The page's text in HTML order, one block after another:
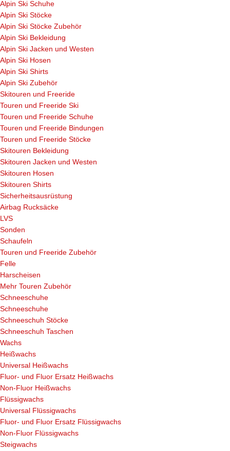
Alpin Ski Schuhe
Alpin Ski Stöcke
Alpin Ski Stöcke Zubehör
Alpin Ski Bekleidung
Alpin Ski Jacken und Westen
Alpin Ski Hosen
Alpin Ski Shirts
Alpin Ski Zubehör
Skitouren und Freeride
Touren und Freeride Ski
Touren und Freeride Schuhe
Touren und Freeride Bindungen
Touren und Freeride Stöcke
Skitouren Bekleidung
Skitouren Jacken und Westen
Skitouren Hosen
Skitouren Shirts
Sicherheitsausrüstung
Airbag Rucksäcke
LVS
Sonden
Schaufeln
Touren und Freeride Zubehör
Felle
Harscheisen
Mehr Touren Zubehör
Schneeschuhe
Schneeschuhe
Schneeschuh Stöcke
Schneeschuh Taschen
Wachs
Heißwachs
Universal Heißwachs
Fluor- und Fluor Ersatz Heißwachs
Non-Fluor Heißwachs
Flüssigwachs
Universal Flüssigwachs
Fluor- und Fluor Ersatz Flüssigwachs
Non-Fluor Flüssigwachs
Steigwachs